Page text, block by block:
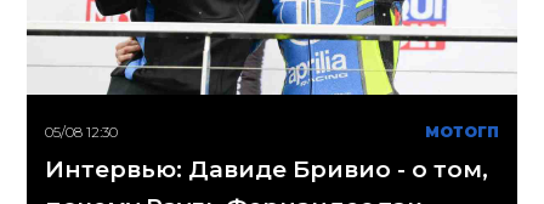
05/08 12:30 МОТОГП
Интервью: Давиде Бривио - о том,